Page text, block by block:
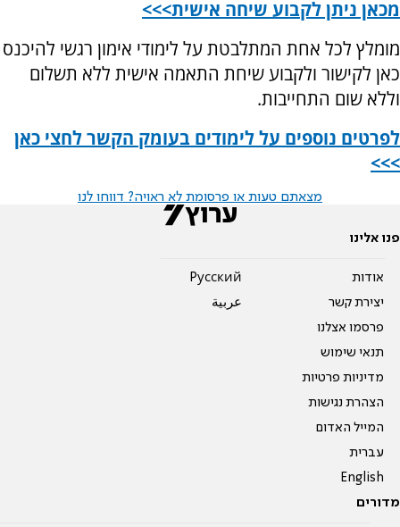
מכאן ניתן לקבוע שיחה אישית>>>
מומלץ לכל אחת המתלבטת על לימודי אימון רגשי להיכנס
כאן לקישור ולקבוע שיחת התאמה אישית ללא תשלום
וללא שום התחייבות.
לפרטים נוספים על לימודים בעומק הקשר לחצי כאן
>>>
מצאתם טעות או פרסומת לא ראויה? דווחו לנו
פנו אלינו
אודות
יצירת קשר
פרסמו אצלנו
תנאי שימוש
מדיניות פרטיות
הצהרת נגישות
המייל האדום
עברית
English
Pусский
عربية
מדורים